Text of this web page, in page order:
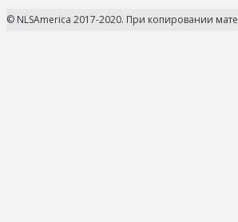
© NLSAmerica 2017-2020. При копировании